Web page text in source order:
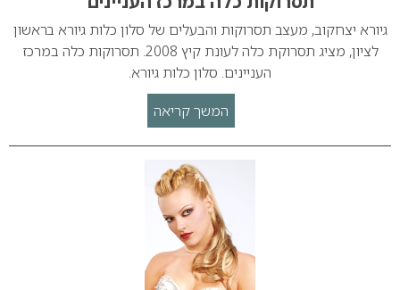
גיורא יצחקוב, מעצב תסרוקות והבעלים של סלון כלות גיורא בראשון
לציון, מציג תסרוקת כלה לעונת קיץ 2008. תסרוקות כלה במרכז
העניינים. סלון כלות גיורא.
המשך קריאה